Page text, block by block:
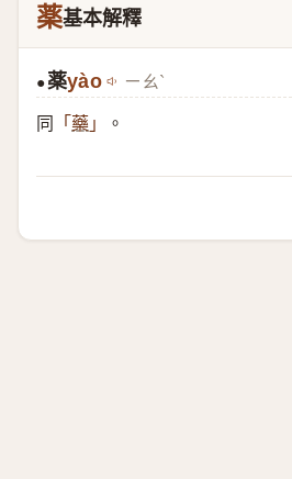
薬基本解釋
●薬yào ㄧㄠˋ
同 「 藥 」 。